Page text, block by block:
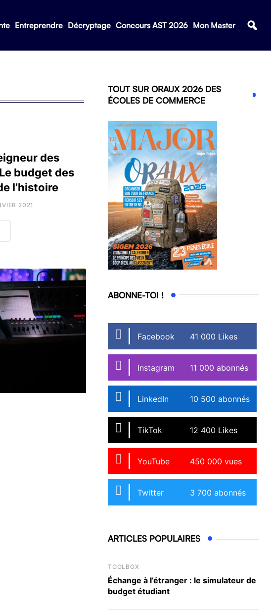
Entreprendre Décryptage Concours AST 2026 Mon Master
des
budget des
l’histoire
2021
TOUT SUR ORAUX 2026 DES
ÉCOLES DE COMMERCE
ABONNE-TOI !
Facebook 41 000 Likes
Instagram 11 000 abonnés
LinkedIn 10 500 abonnés
TikTok 12 400 Likes
YouTube 450 000 vues
Twitter 3 700 abonnés
ARTICLES POPULAIRES
TOOLBOX
Échange à l’étranger : le simulateur de
budget étudiant